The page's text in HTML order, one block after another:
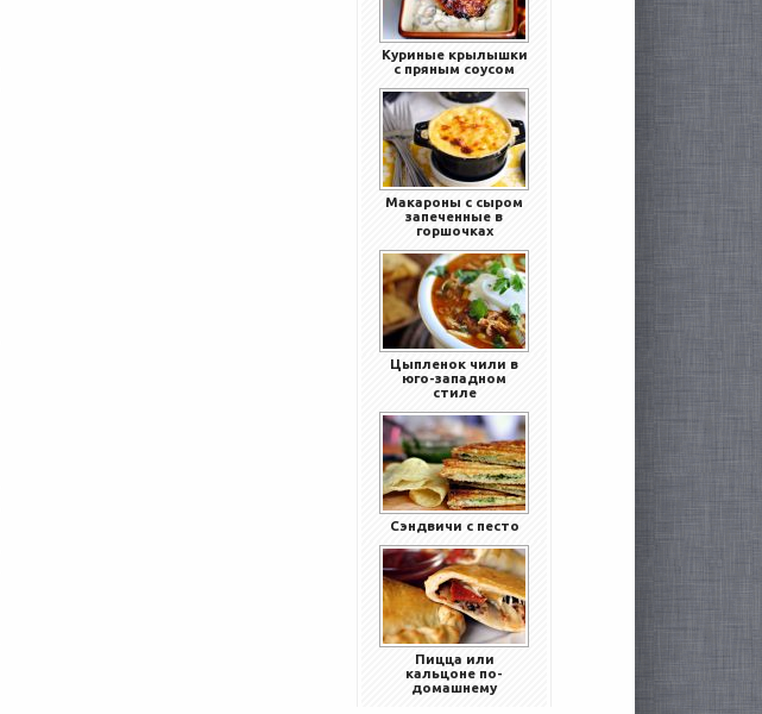
Куриные крылышки
с пряным соусом
Макароны с сыром
запеченные в
горшочках
Цыпленок чили в
юго-западном
стиле
Сэндвичи с песто
Пицца или
кальцоне по-
домашнему